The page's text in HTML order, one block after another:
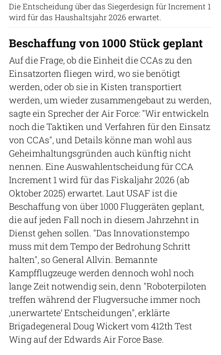
Die Entscheidung über das Siegerdesign für Increment 1
wird für das Haushaltsjahr 2026 erwartet.
Beschaffung von 1000 Stück geplant
Auf die Frage, ob die Einheit die CCAs zu den
Einsatzorten fliegen wird, wo sie benötigt
werden, oder ob sie in Kisten transportiert
werden, um wieder zusammengebaut zu werden,
sagte ein Sprecher der Air Force: "Wir entwickeln
noch die Taktiken und Verfahren für den Einsatz
von CCAs", und Details könne man wohl aus
Geheimhaltungsgründen auch künftig nicht
nennen. Eine Auswahlentscheidung für CCA
Increment 1 wird für das Fiskaljahr 2026 (ab
Oktober 2025) erwartet. Laut USAF ist die
Beschaffung von über 1000 Fluggeräten geplant,
die auf jeden Fall noch in diesem Jahrzehnt in
Dienst gehen sollen. "Das Innovationstempo
muss mit dem Tempo der Bedrohung Schritt
halten", so General Allvin. Bemannte
Kampfflugzeuge werden dennoch wohl noch
lange Zeit notwendig sein, denn "Roboterpiloten
treffen während der Flugversuche immer noch
,unerwartete‘ Entscheidungen", erklärte
Brigadegeneral Doug Wickert vom 412th Test
Wing auf der Edwards Air Force Base.